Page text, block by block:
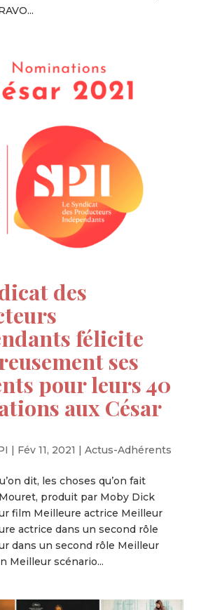
des
félicite
ses
pour leurs 40
aux César
| Fév 11, 2021 | Actus-Adhérents
dit, les choses qu’on fait
produit par Moby Dick
film Meilleure actrice Meilleur
actrice dans un second rôle
dans un second rôle Meilleur
Meilleur scénario...